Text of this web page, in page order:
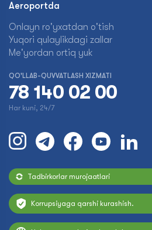
Aeroportda
Onlayn ro'yxatdan o'tish
Yuqori qulaylikdagi zallar
Me'yordan ortiq yuk
QO'LLAB-QUVVATLASH XIZMATI
78 140 02 00
Har kuni, 24/7
Tadbirkorlar murojaatlari
Korrupsiyaga qarshi kurashish.